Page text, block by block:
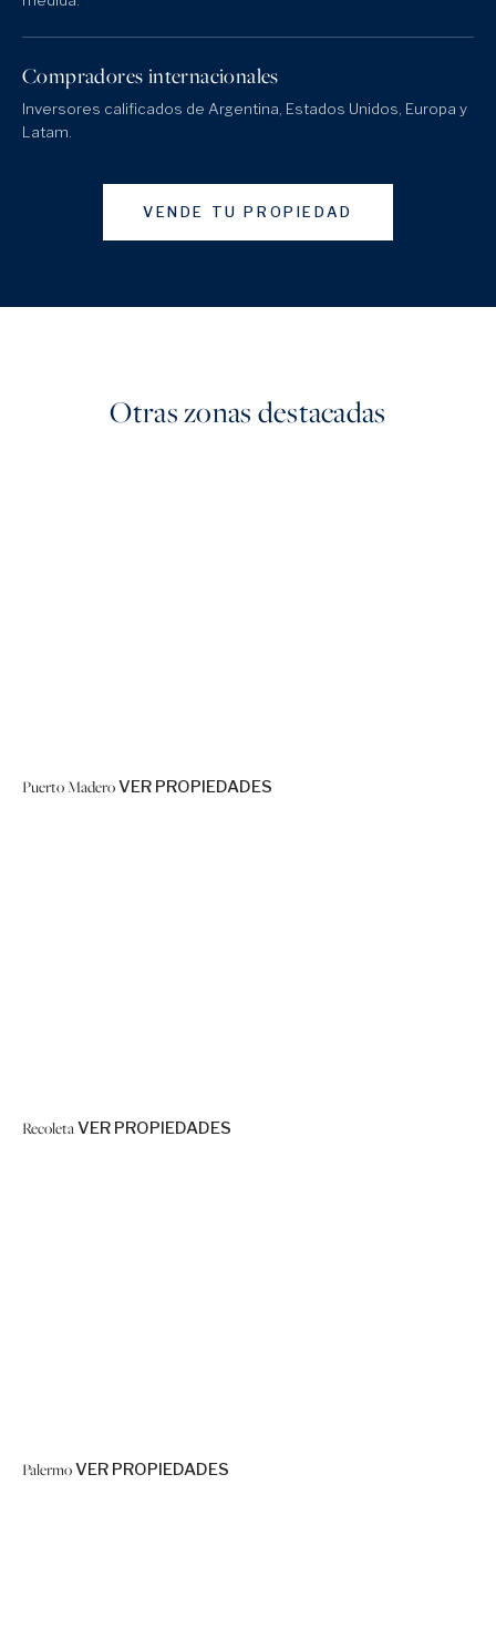
Compradores internacionales
Inversores calificados de Argentina, Estados Unidos, Europa y
Latam.
VENDE TU PROPIEDAD
Otras zonas destacadas
Puerto MaderoVER PROPIEDADES
RecoletaVER PROPIEDADES
PalermoVER PROPIEDADES